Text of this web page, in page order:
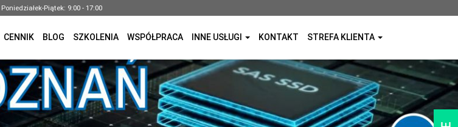
Poniedziałek-Piątek: 9:00 - 17:00
CENNIK BLOG SZKOLENIA WSPÓŁPRACA INNE USŁUGI KONTAKT STREFA KLIENTA